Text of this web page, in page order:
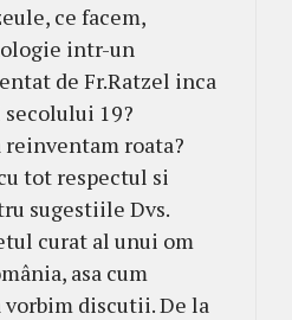
ce facem,
intr-un
de Fr.Ratzel inca
secolului 19?
roata?
tot respectul si
sugestiile Dvs.
curat al unui om
asa cum
discutii. De la